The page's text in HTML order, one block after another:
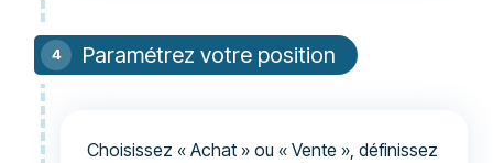
Paramétrez votre position
Choisissez « Achat » ou « Vente », définissez